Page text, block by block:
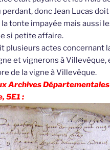
donc Jean Lucas
tonte impayée mais aussi
si petite affaire.
plusieurs actes concernant
et vignerons à Villevêque,
de la vigne à Villevêque.
Archives
5E1 :